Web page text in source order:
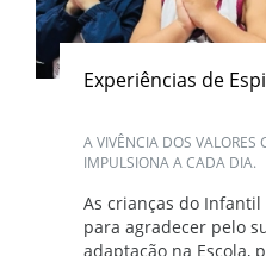
Experiências de
A VIVÊNCIA DOS VALORES
IMPULSIONA A CADA DIA.
As crianças do
para agradecer pelo
adaptação na Escola,